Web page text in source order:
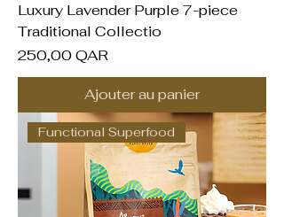
Luxury Lavender Purple 7-piece
Traditional Collectio
Prix
250,00 QAR
Ajouter au panier
Functional Superfood